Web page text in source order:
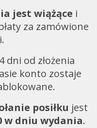
jest wiążące i
za zamówione
4 dni od złożenia
konto zostaje
posiłku jest
w dniu wydania.